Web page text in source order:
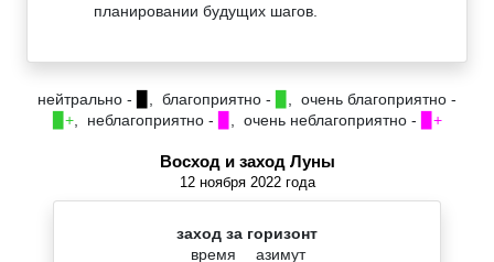
планировании будущих шагов.
нейтрально - , благоприятно -
, очень благоприятно -
▉+, неблагоприятно - , очень неблагоприятно - ▉+
Восход и заход Луны
12 ноября 2022 года
заход за горизонт
время
азимут